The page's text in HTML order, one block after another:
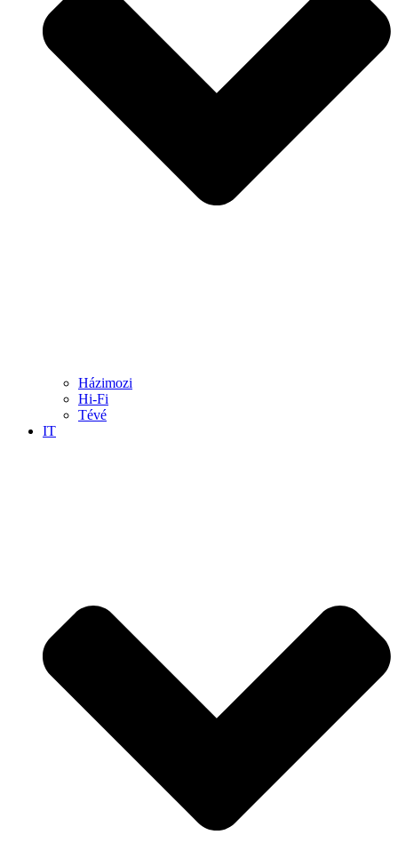
Házimozi
Hi-Fi
Tévé
IT